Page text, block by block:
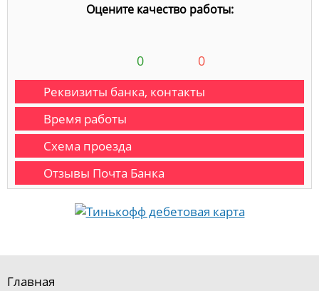
Оцените качество работы:
0 0
Реквизиты банка, контакты
Время работы
Схема проезда
Отзывы Почта Банка
Главная